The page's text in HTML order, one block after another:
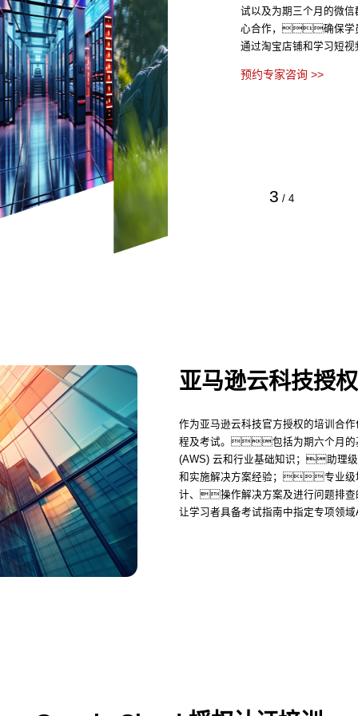
3 / 4
试以及为期三个月的微
心合作，确保学
通过淘宝店铺和学习短
预约专家咨询 >>
亚马逊云科技授
作为亚马逊云科技官方授权的培训合
程及考试。包括为期六个月的
(AWS) 云和行业基础知识；助理
和实施解决方案经验；专业级
计、操作解决方案及进行问题排
让学习者具备考试指南中指定专项